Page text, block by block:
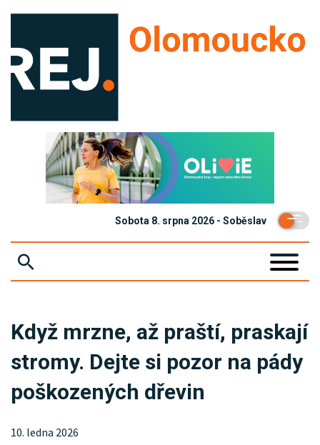
Sobota 8. srpna 2026 - Soběslav
KRIMI
SPORT
KULTURA
SPOLEČNOST
Když mrzne, až praští, praskají
stromy. Dejte si pozor na pády
poškozených dřevin
10. ledna 2026